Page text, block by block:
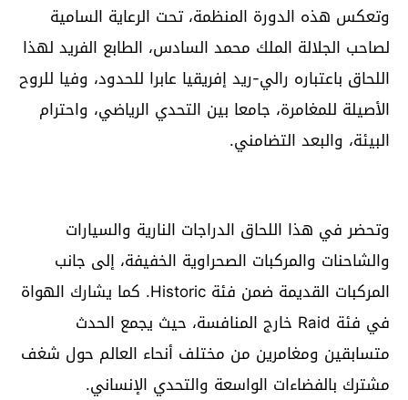
وتعكس هذه الدورة المنظمة، تحت الرعاية السامية
لصاحب الجلالة الملك محمد السادس، الطابع الفريد لهذا
اللحاق باعتباره رالي-ريد إفريقيا عابرا للحدود، وفيا للروح
الأصيلة للمغامرة، جامعا بين التحدي الرياضي، واحترام
البيئة، والبعد التضامني.
وتحضر في هذا اللحاق الدراجات النارية والسيارات
والشاحنات والمركبات الصحراوية الخفيفة، إلى جانب
المركبات القديمة ضمن فئة Historic. كما يشارك الهواة
في فئة Raid خارج المنافسة، حيث يجمع الحدث
متسابقين ومغامرين من مختلف أنحاء العالم حول شغف
مشترك بالفضاءات الواسعة والتحدي الإنساني.